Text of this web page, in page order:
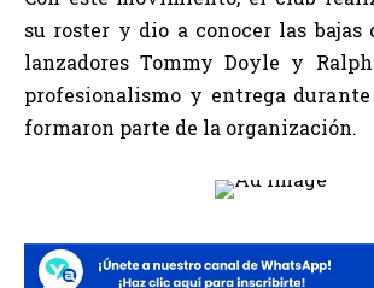
su roster y dio a conocer las bajas
lanzadores Tommy Doyle y
profesionalismo y entrega
formaron parte de la organización.